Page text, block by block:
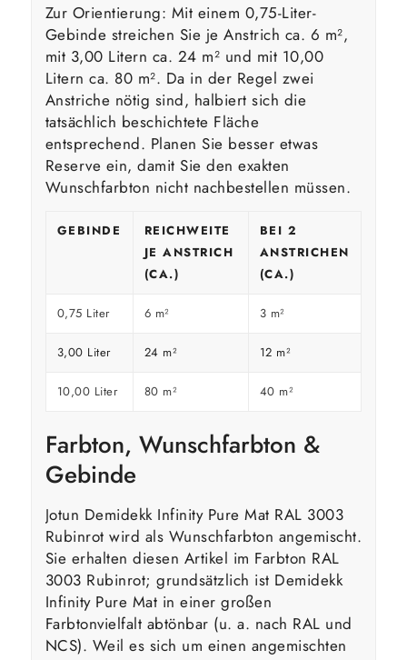
Zur Orientierung: Mit einem 0,75-Liter-
Gebinde streichen Sie je Anstrich ca. 6 m²,
mit 3,00 Litern ca. 24 m² und mit 10,00
Litern ca. 80 m². Da in der Regel zwei
Anstriche nötig sind, halbiert sich die
tatsächlich beschichtete Fläche
entsprechend. Planen Sie besser etwas
Reserve ein, damit Sie den exakten
Wunschfarbton nicht nachbestellen müssen.
GEBINDE
REICHWEITE
JE ANSTRICH
(CA.)
BEI 2
ANSTRICHEN
(CA.)
0,75 Liter 6 m² 3 m²
3,00 Liter 24 m² 12 m²
10,00 Liter 80 m² 40 m²
Farbton, Wunschfarbton &
Gebinde
Jotun Demidekk Infinity Pure Mat RAL 3003
Rubinrot wird als Wunschfarbton angemischt.
Sie erhalten diesen Artikel im Farbton RAL
3003 Rubinrot; grundsätzlich ist Demidekk
Infinity Pure Mat in einer großen
Farbtonvielfalt abtönbar (u. a. nach RAL und
NCS). Weil es sich um einen angemischten